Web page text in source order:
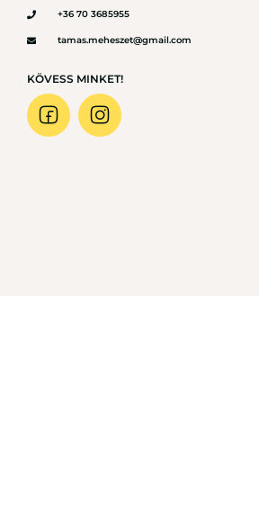
+36 70 3685955
tamas.meheszet@gmail.com
KÖVESS MINKET!